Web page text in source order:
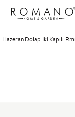
Hazeran Dolap İki Kapılı